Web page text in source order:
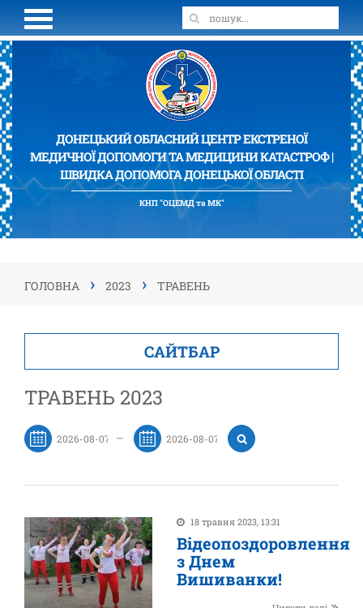
ДОНЕЦЬКИЙ ОБЛАСНИЙ ЦЕНТР ЕКСТРЕНОЇ
МЕДИЧНОЇ ДОПОМОГИ ТА МЕДИЦИНИ КАТАСТРОФ |
ШВИДКА ДОПОМОГА ДОНЕЦЬКОЇ ОБЛАСТІ
КНП "ОЦЕМД та МК"
ГОЛОВНА › 2023 › ТРАВЕНЬ
САЙТБАР
ТРАВЕНЬ 2023
—
18 травня 2023, 13:31
Відеопоздоровлення
з Днем
Вишиванки!